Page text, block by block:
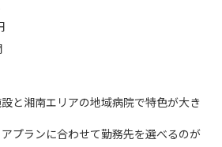
と湘南エリアの地域病院で特色が大き
プランに合わせて勤務先を選べるのが